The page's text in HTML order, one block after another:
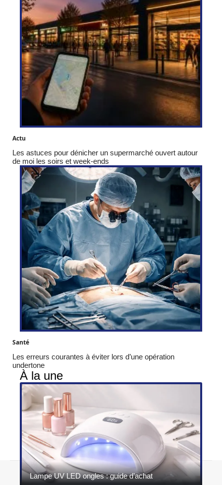
Actu
Les astuces pour dénicher un supermarché ouvert autour
de moi les soirs et week-ends
Santé
Les erreurs courantes à éviter lors d’une opération
undertone
À la une
Lampe UV LED ongles : guide d’achat
Contact Mentions légales Sitemap